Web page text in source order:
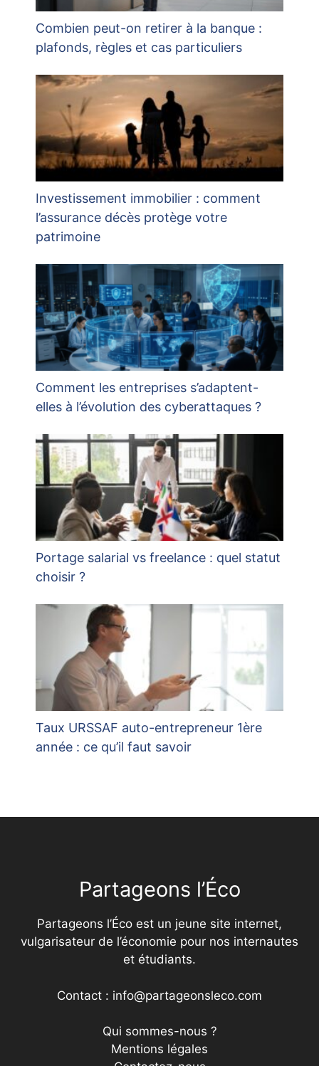
Combien peut-on retirer à la banque :
plafonds, règles et cas particuliers
Investissement immobilier : comment
l’assurance décès protège votre
patrimoine
Comment les entreprises s’adaptent-
elles à l’évolution des cyberattaques ?
Portage salarial vs freelance : quel statut
choisir ?
Taux URSSAF auto-entrepreneur 1ère
année : ce qu’il faut savoir
Partageons l’Éco
Partageons l’Éco est un jeune site internet,
vulgarisateur de l’économie pour nos internautes
et étudiants.
Contact : info@partageonsleco.com
Qui sommes-nous ?
Mentions légales